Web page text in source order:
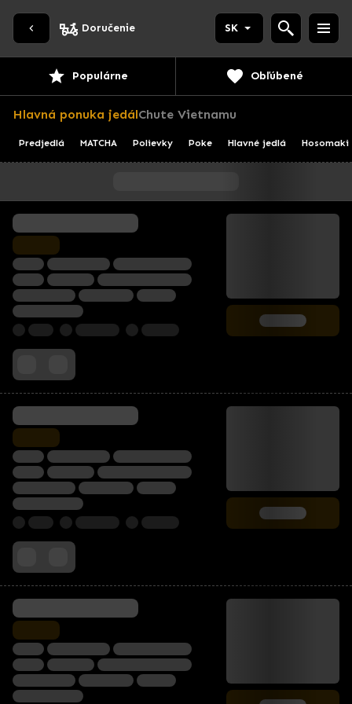
Doručenie SK
Populárne Obľúbené
Hlavná ponuka jedálChute Vietnamu
Predjedlá MATCHA Polievky Poke Hlavné jedlá Hosomaki